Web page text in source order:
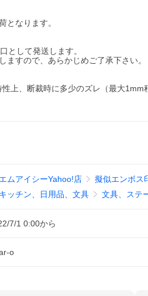
となります。
として発送します。
ますので、あらかじめご了承下さい。
上、断裁時に多少のズレ（最大1mm
エムアイシーYahoo!店
擬似エンボス
キッチン、日用品、文具
文具、ステ
7/1 0:00から
o